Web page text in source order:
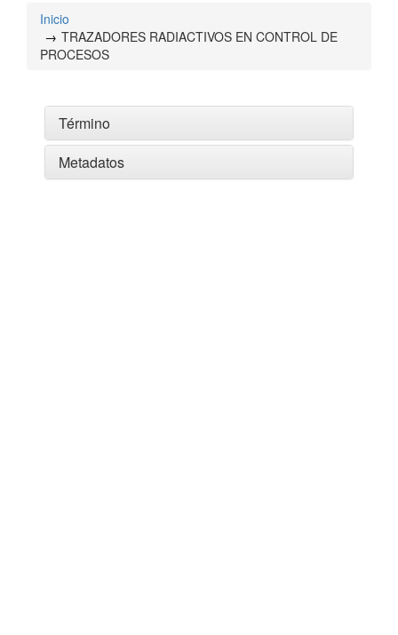
Inicio
TRAZADORES RADIACTIVOS EN CONTROL DE
PROCESOS
Término
Metadatos